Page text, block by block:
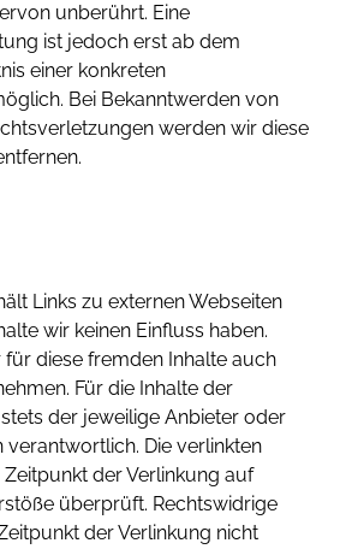
unberührt. Eine
ist jedoch erst ab dem
einer konkreten
Bei Bekanntwerden von
werden wir diese
Links zu externen Webseiten
wir keinen Einfluss haben.
für diese fremden Inhalte auch
Für die Inhalte der
der jeweilige Anbieter oder
verantwortlich. Die verlinkten
der Verlinkung auf
überprüft. Rechtswidrige
der Verlinkung nicht